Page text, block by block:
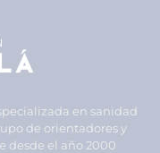
en sanidad
de orientadores y
desde el año 2000